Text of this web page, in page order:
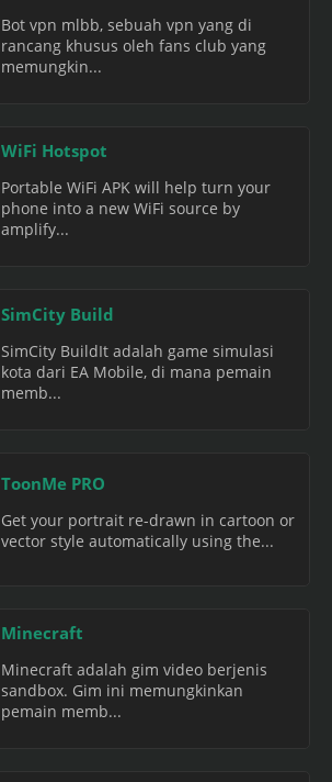
Bot vpn mlbb, sebuah vpn yang di
rancang khusus oleh fans club yang
memungkin...
WiFi Hotspot
Portable WiFi APK will help turn your
phone into a new WiFi source by
amplify...
SimCity Build
SimCity BuildIt adalah game simulasi
kota dari EA Mobile, di mana pemain
memb...
ToonMe PRO
Get your portrait re-drawn in cartoon or
vector style automatically using the...
Minecraft
Minecraft adalah gim video berjenis
sandbox. Gim ini memungkinkan
pemain memb...